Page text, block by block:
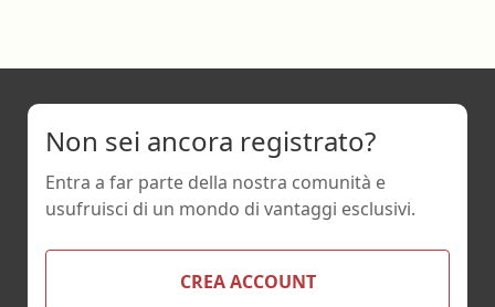
Non sei ancora registrato?
Entra a far parte della nostra comunità e
usufruisci di un mondo di vantaggi esclusivi.
CREA ACCOUNT